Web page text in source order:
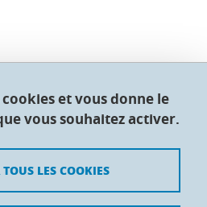
Grenoble Alpes
Kuntzmann
et vous donne le
vous souhaitez activer.
TOUS LES COOKIES